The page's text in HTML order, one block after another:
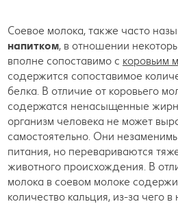
Соевое молока, также часто
напитком, в отношении
вполне сопоставимо с коровьим
содержится сопоставимое
белка. В отличие от коровьего
содержатся ненасыщенные
организм человека не может
самостоятельно. Они
питания, но перевариваются
животного происхождения. В
молока в соевом молоке
количество кальция, из-за чего